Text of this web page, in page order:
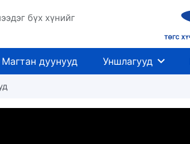
бүх хүнийг
Магтан дуунууд Уншлагууд